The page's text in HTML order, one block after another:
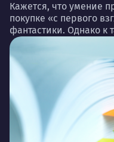
Кажется, что умение
покупке «с первого
фантастики. Однако к